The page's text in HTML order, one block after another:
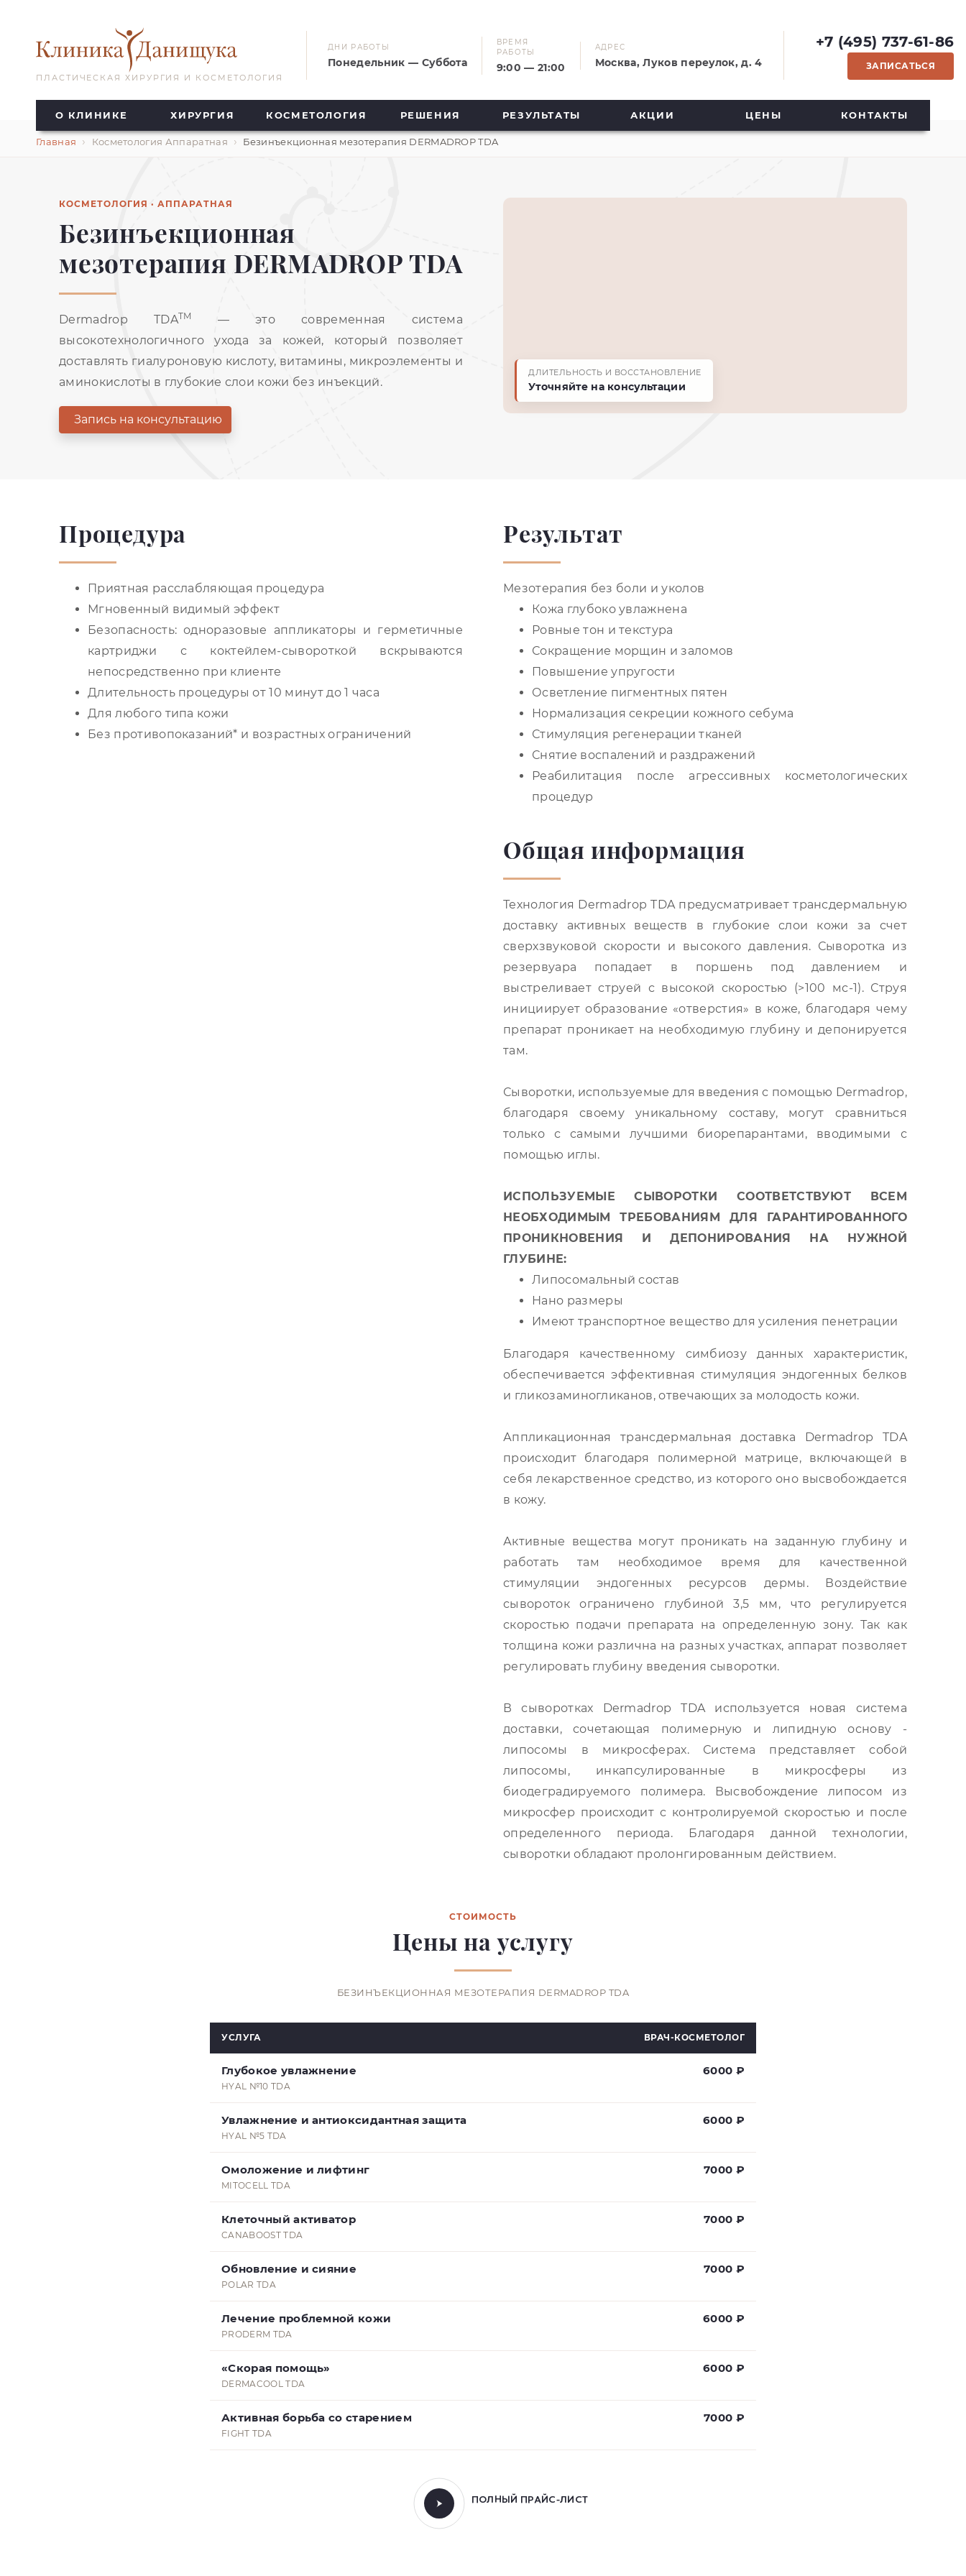
ПЛАСТИЧЕСКАЯ ХИРУРГИЯ И КОСМЕТОЛОГИЯ
ДНИ РАБОТЫ
Понедельник — Суббота
ВРЕМЯ
РАБОТЫ
9:00 — 21:00
АДРЕС
Москва, Луков переулок, д. 4
+7 (495) 737-61-86
ЗАПИСАТЬСЯ
О КЛИНИКЕ ХИРУРГИЯ КОСМЕТОЛОГИЯ РЕШЕНИЯ РЕЗУЛЬТАТЫ АКЦИИ ЦЕНЫ КОНТАКТЫ
Главная Косметология Аппаратная Безинъекционная мезотерапия DERMADROP TDA
КОСМЕТОЛОГИЯ · АППАРАТНАЯ
Безинъекционная
мезотерапия DERMADROP TDA
Dermadrop TDATM
— это современная система
высокотехнологичного ухода за кожей, который позволяет
доставлять гиалуроновую кислоту, витамины, микроэлементы и
аминокислоты в глубокие слои кожи без инъекций.
Запись на консультацию
ДЛИТЕЛЬНОСТЬ И ВОССТАНОВЛЕНИЕ
Уточняйте на консультации
Процедура
Приятная расслабляющая процедура
Мгновенный видимый эффект
Безопасность: одноразовые аппликаторы и герметичные
картриджи с коктейлем-сывороткой вскрываются
непосредственно при клиенте
Длительность процедуры от 10 минут до 1 часа
Для любого типа кожи
Без противопоказаний* и возрастных ограничений
Результат
Мезотерапия без боли и уколов
Кожа глубоко увлажнена
Ровные тон и текстура
Сокращение морщин и заломов
Повышение упругости
Осветление пигментных пятен
Нормализация секреции кожного себума
Стимуляция регенерации тканей
Снятие воспалений и раздражений
Реабилитация после агрессивных косметологических
процедур
Общая информация
Технология Dermadrop TDA предусматривает трансдермальную
доставку активных веществ в глубокие слои кожи за счет
сверхзвуковой скорости и высокого давления. Сыворотка из
резервуара попадает в поршень под давлением и
выстреливает струей с высокой скоростью (>100 мс-1). Струя
инициирует образование «отверстия» в коже, благодаря чему
препарат проникает на необходимую глубину и депонируется
там.
Сыворотки, используемые для введения с помощью Dermadrop,
благодаря своему уникальному составу, могут сравниться
только с самыми лучшими биорепарантами, вводимыми с
помощью иглы.
ИСПОЛЬЗУЕМЫЕ СЫВОРОТКИ СООТВЕТСТВУЮТ ВСЕМ
НЕОБХОДИМЫМ ТРЕБОВАНИЯМ ДЛЯ ГАРАНТИРОВАННОГО
ПРОНИКНОВЕНИЯ И ДЕПОНИРОВАНИЯ НА НУЖНОЙ
ГЛУБИНЕ:
Липосомальный состав
Нано размеры
Имеют транспортное вещество для усиления пенетрации
Благодаря качественному симбиозу данных характеристик,
обеспечивается эффективная стимуляция эндогенных белков
и гликозаминогликанов, отвечающих за молодость кожи.
Аппликационная трансдермальная доставка Dermadrop TDA
происходит благодаря полимерной матрице, включающей в
себя лекарственное средство, из которого оно высвобождается
в кожу.
Активные вещества могут проникать на заданную глубину и
работать там необходимое время для качественной
стимуляции эндогенных ресурсов дермы. Воздействие
сывороток ограничено глубиной 3,5 мм, что регулируется
скоростью подачи препарата на определенную зону. Так как
толщина кожи различна на разных участках, аппарат позволяет
регулировать глубину введения сыворотки.
В сыворотках Dermadrop TDA используется новая система
доставки, сочетающая полимерную и липидную основу -
липосомы в микросферах. Система представляет собой
липосомы, инкапсулированные в микросферы из
биодеградируемого полимера. Высвобождение липосом из
микросфер происходит с контролируемой скоростью и после
определенного периода. Благодаря данной технологии,
сыворотки обладают пролонгированным действием.
СТОИМОСТЬ
Цены на услугу
БЕЗИНЪЕКЦИОННАЯ МЕЗОТЕРАПИЯ DERMADROP TDA
УСЛУГА ВРАЧ-КОСМЕТОЛОГ
Глубокое увлажнение
HYAL №10 TDA
6000 ₽
Увлажнение и антиоксидантная защита
HYAL №5 TDA
6000 ₽
Омоложение и лифтинг
MITOCELL TDA
7000 ₽
Клеточный активатор
CANABOOST TDA
7000 ₽
Обновление и сияние
POLAR TDA
7000 ₽
Лечение проблемной кожи
PRODERM TDA
6000 ₽
«Скорая помощь»
DERMACOOL TDA
6000 ₽
Активная борьба со старением
FIGHT TDA
7000 ₽
ПОЛНЫЙ ПРАЙС-ЛИСТ